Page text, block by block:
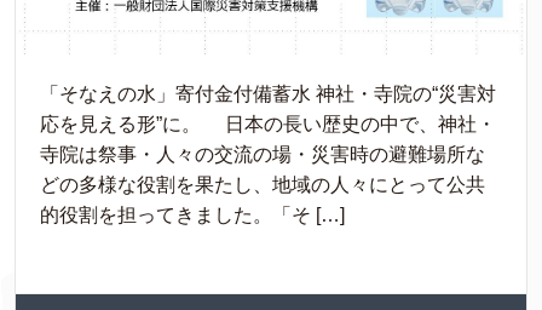
「そなえの水」寄付金付備蓄水 神社・寺院の“災害対
応を見える形”に。 日本の長い歴史の中で、神社・
寺院は祭事・人々の交流の場・災害時の避難場所な
どの多様な役割を果たし、地域の人々にとって公共
的役割を担ってきました。「そ […]